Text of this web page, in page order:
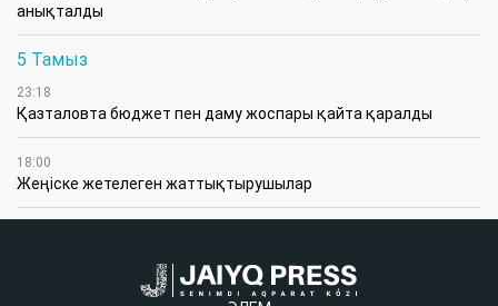
анықталды
5 Тамыз
23:18
Қазталовта бюджет пен даму жоспары қайта қаралды
18:00
Жеңіске жетелеген жаттықтырушылар